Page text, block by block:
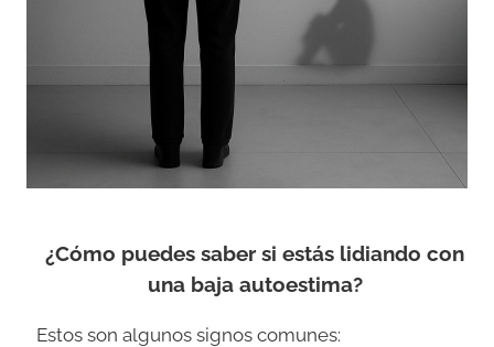
¿Cómo puedes saber si estás lidiando con
una baja autoestima?
Estos son algunos signos comunes: